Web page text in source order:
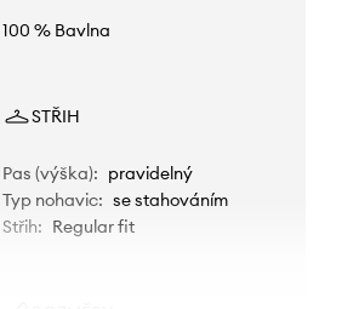
100 % Bavlna
STŘIH
Pas (výška): pravidelný
Typ nohavic: se stahováním
Střih: Regular fit